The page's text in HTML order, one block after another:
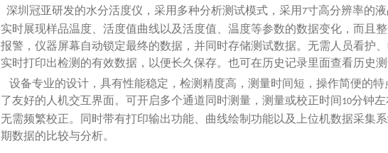
深圳冠亚研发的水分活度仪，采用多种分析测试模式，采用 7寸高分辨率的
实时展现样品温度、活度值曲线以及活度值、温度等参数的数据变化，而且
报警，仪器屏幕自动锁定最终的数据，并同时存储测试数据。无需人员看护
实时打印出检测的有效数据，以便长久保存。也可在历史记录里面查看历史测
设备专业的设计，具有性能稳定，检测精度高，测量时间短，操作简便的
了友好的人机交互界面。可开启多个通道同时测量，测量或校正时间 10分钟左
无需频繁校正。同时带有打印输出功能、曲线绘制功能以及上位机数据采集
期数据的比较与分析。